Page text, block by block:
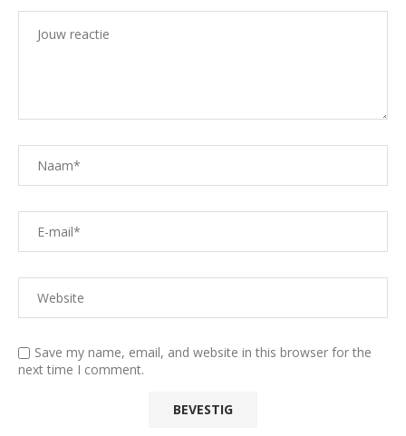
Save my name, email, and website in this browser for the
next time I comment.